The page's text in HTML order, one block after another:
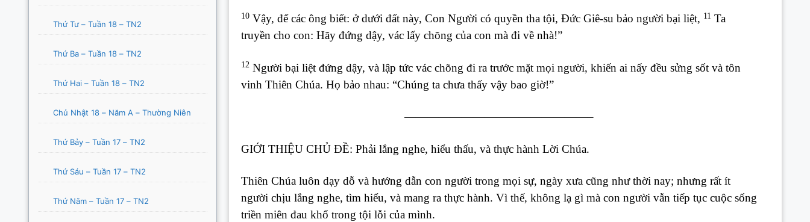
10Vậy, để các ông biết: ở dưới đất này, Con Người có quyền tha tội, Đức Giê-su bảo người bại liệt, 11 Ta
truyền cho con: Hãy đứng dậy, vác lấy chõng của con mà đi về nhà!”
12Người bại liệt đứng dậy, và lập tức vác chõng đi ra trước mặt mọi người, khiến ai nấy đều sửng sốt và tôn
vinh Thiên Chúa. Họ bảo nhau: “Chúng ta chưa thấy vậy bao giờ!”
————————————————–
GIỚI THIỆU CHỦ ĐỀ: Phải lắng nghe, hiểu thấu, và thực hành Lời Chúa.
Thiên Chúa luôn dạy dỗ và hướng dẫn con người trong mọi sự, ngày xưa cũng như thời nay; nhưng rất ít
người chịu lắng nghe, tìm hiểu, và mang ra thực hành. Vì thế, không lạ gì mà con người vẫn tiếp tục cuộc sống
triền miên đau khổ trong tội lỗi của mình.
Thứ Tư – Tuần 18 – TN2
Thứ Ba – Tuần 18 – TN2
Thứ Hai – Tuần 18 – TN2
Chủ Nhật 18 – Năm A – Thường Niên
Thứ Bảy – Tuần 17 – TN2
Thứ Sáu – Tuần 17 – TN2
Thứ Năm – Tuần 17 – TN2